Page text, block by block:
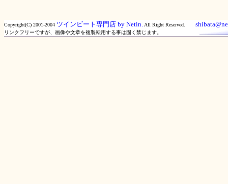
Copyright(C) 2001-2004 ツインビート専門店 by Netin. All Right Reserved.
リンクフリーですが、画像や文章を複製転用する事は固く禁じます。